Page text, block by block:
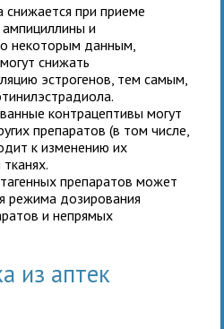
снижается при приеме
ампициллины и
некоторым данным,
снижать
эстрогенов, тем самым,
контрацептивы могут
препаратов (в том числе,
к изменению их
препаратов может
режима дозирования
и непрямых
из аптек